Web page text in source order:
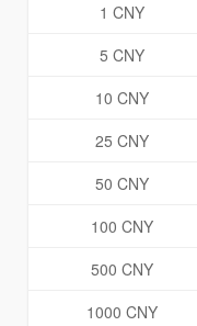
1 CNY
5 CNY
10 CNY
25 CNY
50 CNY
100 CNY
500 CNY
1000 CNY